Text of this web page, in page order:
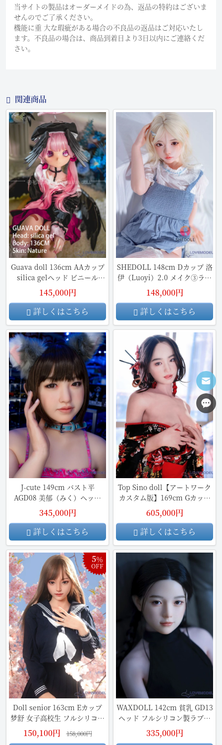
当サイトの製品はオーダーメイドの為、返品の特約はございま
せんのでご了承ください。
機能に重 大な瑕疵がある場合の不良品の返品はご対応いたし
ます。不良品の場合は、商品到着日より3日以内にご連絡くだ
さい。
関連商品
Guava doll 136cm AAカップ
silica gelヘッド ビニール
（PVC）ヘッド+TPEボディ
1：1 等身大ラブドールナチュ
ラル肌色
145,000円
詳しくはこちら
SHEDOLL 148cm Dカップ 洛
伊（Luoyi）2.0 メイク③ラブ
ドール 金髪妖精 掲載画像はフ
ルシリコン製
148,000円
詳しくはこちら
J-cute 149cm バスト平
AGD08 美郁（みく）ヘッド
LL団 ラブドール フルシリコン
製 リアルドール 中学生
345,000円
詳しくはこちら
Top Sino doll【アートワーク
カスタム版】169cm Gカップ
T33ヘッド Mili アートワーク
カスタム フルシリコン製 ラブ
ドール
605,000円
詳しくはこちら
5％
OFF
Doll senior 163cm Eカップ
梦舒 女子高校生 フルシリコン
製ダッチワイフ
150,100円 158,000円
WAXDOLL 142cm 貧乳 GD13
ヘッド フルシリコン製ラブド
ールリアルメイク付き コクチ
ョウ
335,000円